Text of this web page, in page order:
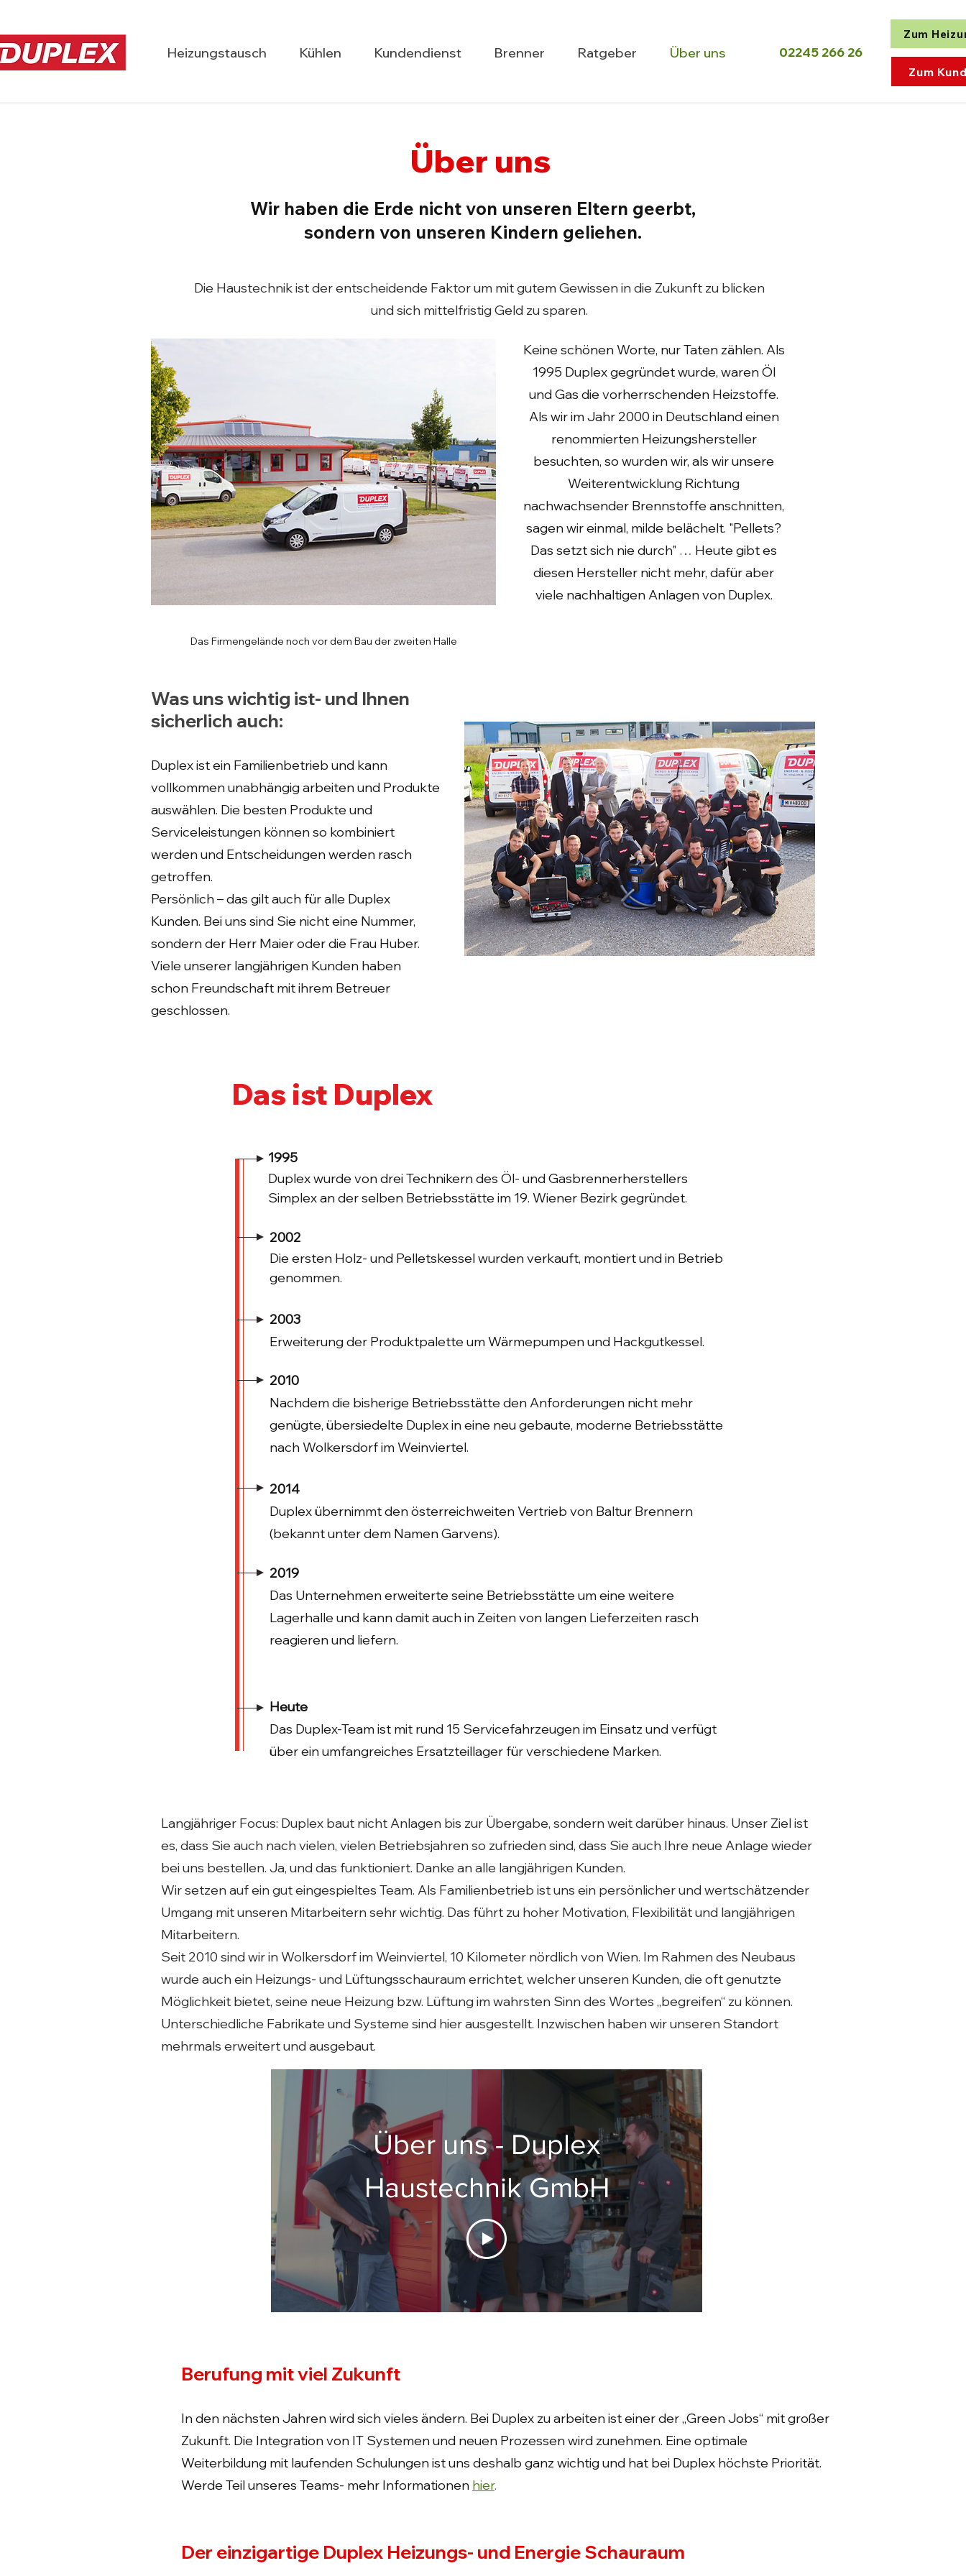
Heizungstausch Kühlen Kundendienst Brenner Ratgeber Über uns 02245 266 26
Zum
Zum
Über uns
Wir haben die Erde nicht von unseren Eltern geerbt,
sondern von unseren Kindern geliehen.
Die Haustechnik ist der entscheidende Faktor um mit gutem Gewissen in die Zukunft zu blicken
und sich mittelfristig Geld zu sparen.
Keine schönen Worte, nur Taten zählen. Als
1995 Duplex gegründet wurde, waren Öl
und Gas die vorherrschenden Heizstoffe.
Als wir im Jahr 2000 in Deutschland einen
renommierten Heizungshersteller
besuchten, so wurden wir, als wir unsere
Weiterentwicklung Richtung
nachwachsender Brennstoffe anschnitten,
sagen wir einmal, milde belächelt. "Pellets?
Das setzt sich nie durch" … Heute gibt es
diesen Hersteller nicht mehr, dafür aber
viele nachhaltigen Anlagen von Duplex.
Das Firmengelände noch vor dem Bau der zweiten Halle
Was uns wichtig ist- und Ihnen
sicherlich auch:
Duplex ist ein Familienbetrieb und kann
vollkommen unabhängig arbeiten und Produkte
auswählen. Die besten Produkte und
Serviceleistungen können so kombiniert
werden und Entscheidungen werden rasch
getroffen.
Persönlich – das gilt auch für alle Duplex
Kunden. Bei uns sind Sie nicht eine Nummer,
sondern der Herr Maier oder die Frau Huber.
Viele unserer langjährigen Kunden haben
schon Freundschaft mit ihrem Betreuer
geschlossen.
Das ist Duplex
1995
Duplex wurde von drei Technikern des Öl- und Gasbrennerherstellers
Simplex an der selben Betriebsstätte im 19. Wiener Bezirk gegründet.
2002
Die ersten Holz- und Pelletskessel wurden verkauft, montiert und in Betrieb
genommen.
2003
Erweiterung der Produktpalette um Wärmepumpen und Hackgutkessel.
2010
Nachdem die bisherige Betriebsstätte den Anforderungen nicht mehr
genügte, übersiedelte Duplex in eine neu gebaute, moderne Betriebsstätte
nach Wolkersdorf im Weinviertel.
2014
Duplex übernimmt den österreichweiten Vertrieb von Baltur Brennern
(bekannt unter dem Namen Garvens).
2019
Das Unternehmen erweiterte seine Betriebsstätte um eine weitere
Lagerhalle und kann damit auch in Zeiten von langen Lieferzeiten rasch
reagieren und liefern.
Heute
Das Duplex-Team ist mit rund 15 Servicefahrzeugen im Einsatz und verfügt
über ein umfangreiches Ersatzteillager für verschiedene Marken.
Langjähriger Focus: Duplex baut nicht Anlagen bis zur Übergabe, sondern weit darüber hinaus. Unser Ziel ist
es, dass Sie auch nach vielen, vielen Betriebsjahren so zufrieden sind, dass Sie auch Ihre neue Anlage wieder
bei uns bestellen. Ja, und das funktioniert. Danke an alle langjährigen Kunden.
Wir setzen auf ein gut eingespieltes Team. Als Familienbetrieb ist uns ein persönlicher und wertschätzender
Umgang mit unseren Mitarbeitern sehr wichtig. Das führt zu hoher Motivation, Flexibilität und langjährigen
Mitarbeitern.
Seit 2010 sind wir in Wolkersdorf im Weinviertel, 10 Kilometer nördlich von Wien. Im Rahmen des Neubaus
wurde auch ein Heizungs- und Lüftungsschauraum errichtet, welcher unseren Kunden, die oft genutzte
Möglichkeit bietet, seine neue Heizung bzw. Lüftung im wahrsten Sinn des Wortes „begreifen“ zu können.
Unterschiedliche Fabrikate und Systeme sind hier ausgestellt. Inzwischen haben wir unseren Standort
mehrmals erweitert und ausgebaut.
Über uns - Duplex
Haustechnik GmbH
Berufung mit viel Zukunft
In den nächsten Jahren wird sich vieles ändern. Bei Duplex zu arbeiten ist einer der „Green Jobs“ mit großer
Zukunft. Die Integration von IT Systemen und neuen Prozessen wird zunehmen. Eine optimale
Weiterbildung mit laufenden Schulungen ist uns deshalb ganz wichtig und hat bei Duplex höchste Priorität.
Werde Teil unseres Teams- mehr Informationen hier.
Der einzigartige Duplex Heizungs- und Energie Schauraum